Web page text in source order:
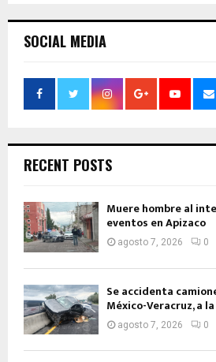
SOCIAL MEDIA
RECENT POSTS
Muere hombre al
eventos en Apizaco
agosto 7, 2026 0
Se accidenta
México-Veracruz, a
agosto 7, 2026 0